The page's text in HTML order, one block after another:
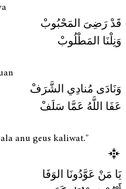
قَدْ رَضِىَ المَحْبُوبْ
وَنِلْنَا المَطْلُوبْ
وَنَادَى مُنادِي الشَّرَفْ
عَفَا اللَّهُ عَمَّا سَلَفْ
anu geus kaliwat."
يَا مَنْ عَوَّدُونَا الوَفَا